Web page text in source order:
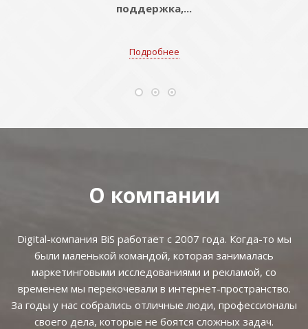
поддержка,...
Подробнее
О компании
Digital-компания BiS работает с 2007 года. Когда-то мы
были маленькой командой, которая занималась
маркетинговыми исследованиями и рекламой, со
временем мы перекочевали в интернет-пространство.
За годы у нас собрались отличные люди, профессионалы
своего дела, которые не боятся сложных задач.